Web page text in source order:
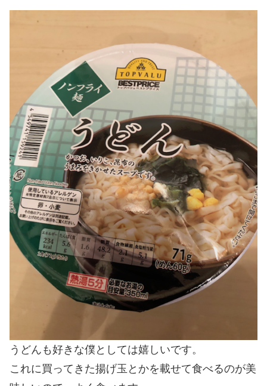
うどんも好きな僕としては嬉しいです。
これに買ってきた揚げ玉とかを載せて食べるのが美